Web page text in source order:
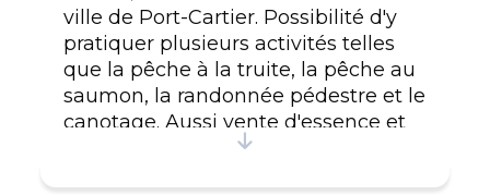
ville de Port-Cartier. Possibilité d'y
pratiquer plusieurs activités telles
que la pêche à la truite, la pêche au
saumon, la randonnée pédestre et le
canotage. Aussi vente d'essence et
service de location disponible pour